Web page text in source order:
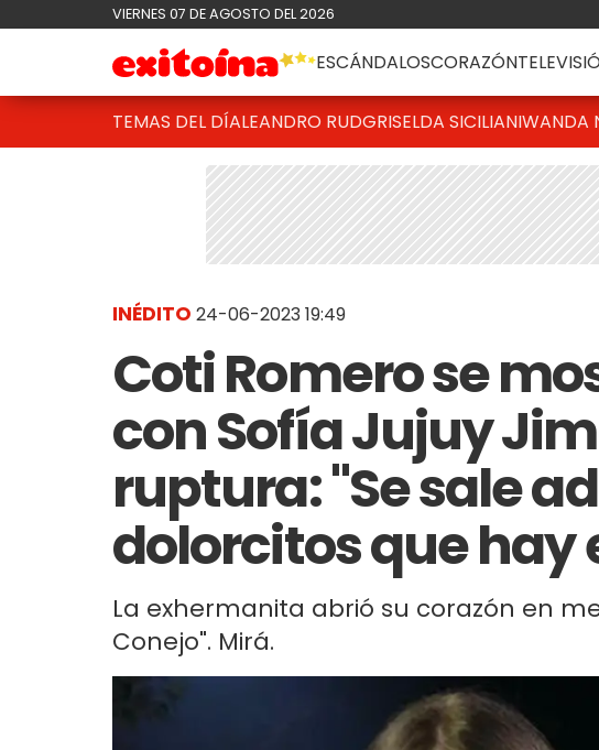
VIERNES 07 DE AGOSTO DEL 2026
ESCÁNDALOSCORAZÓN
TEMAS DEL DÍALEANDRO RUDGRISELDA SICILIANIWANDA
INÉDITO 24-06-2023 19:49
Coti Romero se
con Sofía Jujuy
ruptura: "Se sale
dolorcitos que hay
La exhermanita abrió su corazón en
Conejo". Mirá.